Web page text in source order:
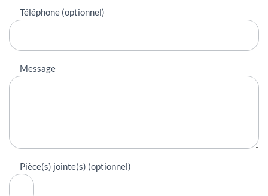
Téléphone (optionnel)
Message
Pièce(s) jointe(s) (optionnel)